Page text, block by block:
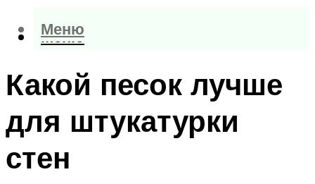
Меню
Меню
Какой песок лучше
для штукатурки
стен